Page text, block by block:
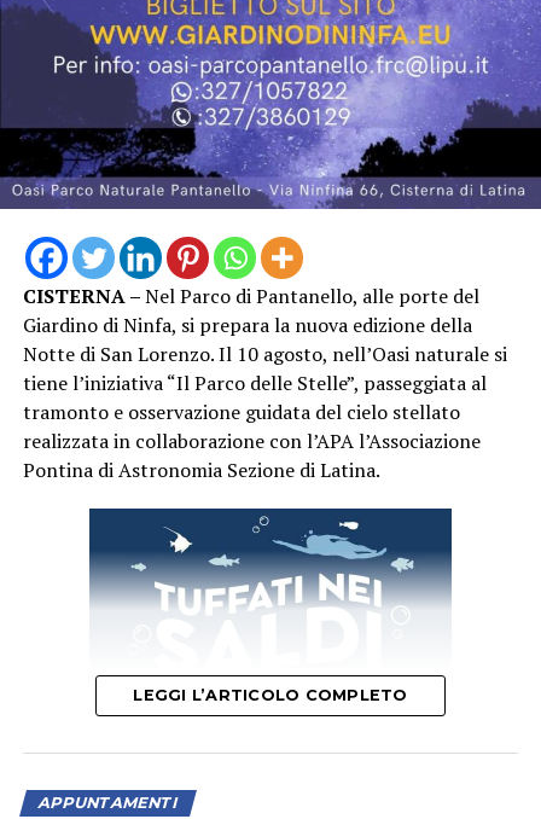
L’incontro con Giallini e Marazziti ha regalato al
pubblico momenti di confronto, ironia e spontaneità,
confermando lo spirito che caratterizza “Un Mare di
Cinema”: non soltanto una rassegna di proiezioni, ma
un’occasione per avvicinare il pubblico ai protagonisti e
agli autori del cinema italiano.
Piazza Lanzuisi si è così confermata ancora una volta
luogo di incontro e condivisione, con una nuova serata
capace di richiamare una significativa presenza di
pubblico nel centro storico di San Felice Circeo. “Un
Mare di Cinema” proseguirà con i prossimi
appuntamenti in programma, continuando a unire
cinema, cultura e territorio nelle serate estive di San
Felice Circeo.
CISTERNA –Nel Parco di Pantanello, alle porte del
Giardino di Ninfa, si prepara la nuova edizione della
Notte di San Lorenzo. Il 10 agosto, nell’Oasi naturale si
tiene l’iniziativa “Il Parco delle Stelle”, passeggiata al
tramonto e osservazione guidata del cielo stellato
realizzata in collaborazione con l’APA l’Associazione
Pontina di Astronomia Sezione di Latina.
LEGGI L’ARTICOLO COMPLETO
APPUNTAMENTI